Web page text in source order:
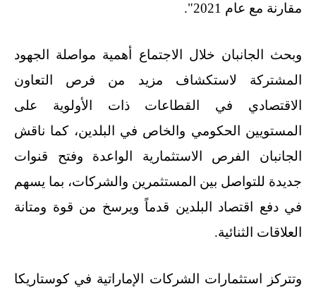
مقارنة مع عام 2021".
وبحث الجانبان خلال الاجتماع أهمية مواصلة الجهود
المشتركة لاستكشاف مزيد من فرص التعاون
الاقتصادي في القطاعات ذات الأولوية على
المستويين الحكومي والخاص في البلدين، كما ناقش
الجانبان الفرص الاستثمارية الواعدة وفتح قنوات
جديدة للتواصل بين المستثمرين والشركات، بما يسهم
في دفع اقتصاد البلدين قدماً ويرسخ من قوة ومتانة
العلاقات الثنائية.
وتتركز استثمارات الشركات الإماراتية في كوستاريكا